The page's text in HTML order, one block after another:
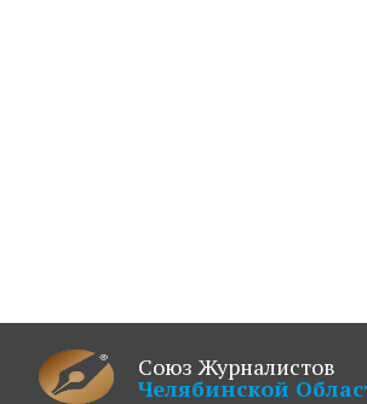
Союз Журналистов
Челябинской